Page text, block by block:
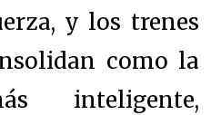
y los trenes
como la
inteligente,